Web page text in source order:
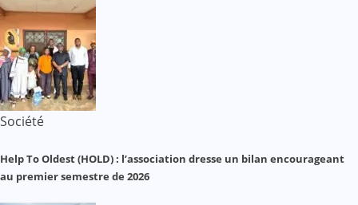
Société
Help To Oldest (HOLD) : l’association dresse un bilan encourageant
au premier semestre de 2026